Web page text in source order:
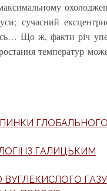
сучасний
Що ж, факти річ
температур
ГЛОБАЛЬНОГО
ІЗ ГАЛИЦЬКИМ
ВУГЛЕКИСЛОГО ГАЗУ